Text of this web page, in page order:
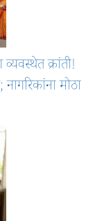
क्रांती!
मोठा